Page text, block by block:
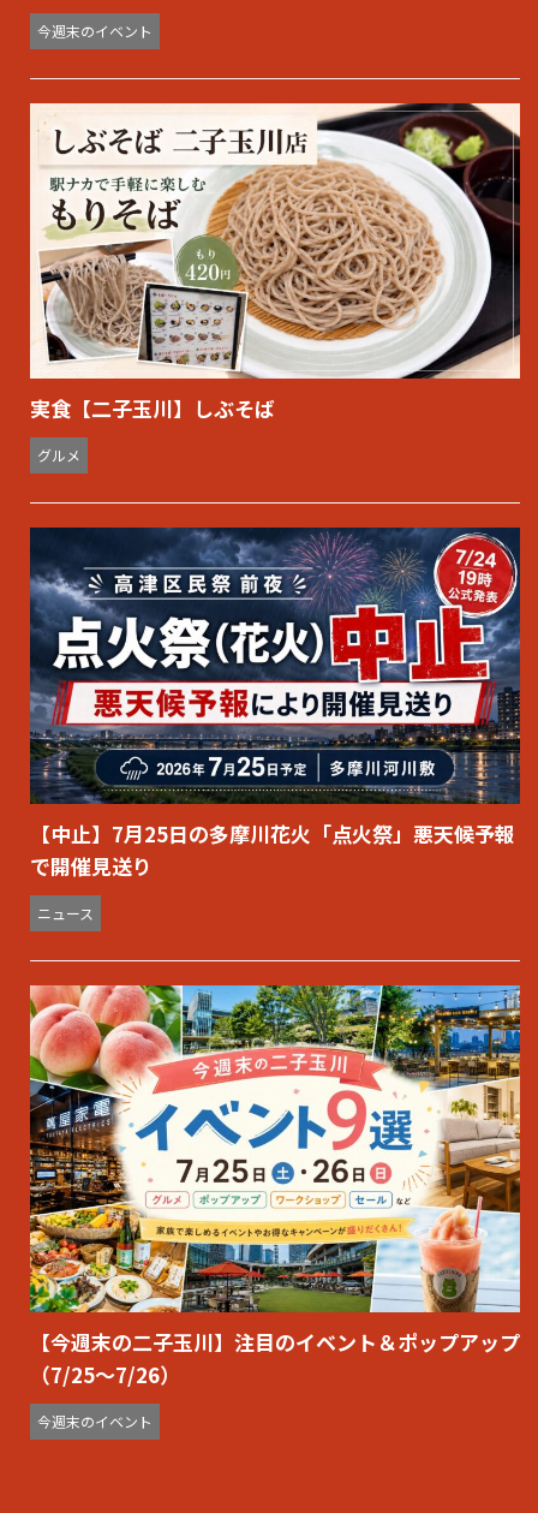
今週末のイベント
実食【二子玉川】しぶそば
グルメ
【中止】7月25日の多摩川花火「点火祭」悪天候予報
で開催見送り
ニュース
【今週末の二子玉川】注目のイベント＆ポップアップ
（7/25〜7/26）
今週末のイベント